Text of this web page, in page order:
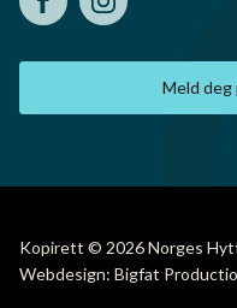
Meld
Kopirett © 2026 Norges
Webdesign: Bigfat